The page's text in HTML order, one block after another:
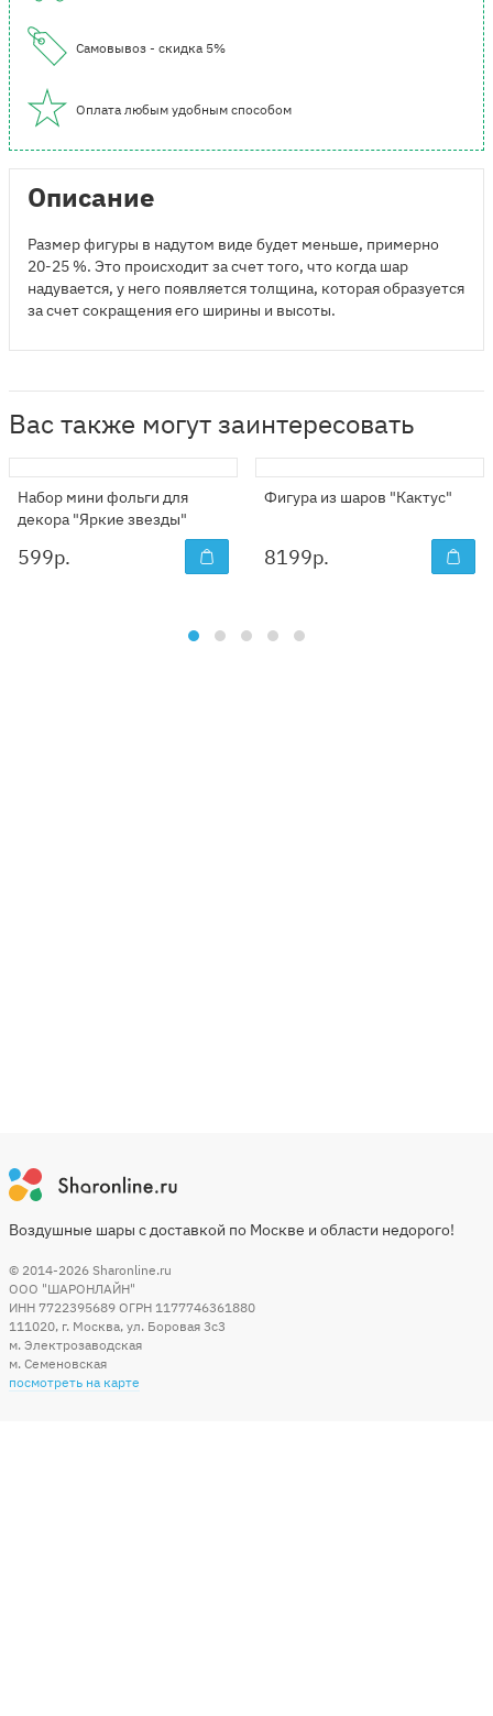
Самовывоз - скидка 5%
Оплата любым удобным способом
Описание
Размер фигуры в надутом виде будет меньше, примерно
20-25 %. Это происходит за счет того, что когда шар
надувается, у него появляется толщина, которая образуется
за счет сокращения его ширины и высоты.
Вас также могут заинтересовать
Набор мини фольги для
декора "Яркие звезды"
599р.
Фигура из шаров "Кактус"
8199р.
Воздушные шары с доставкой по Москве и области недорого!
© 2014-2026 Sharonline.ru
ООО "ШАРОНЛАЙН"
ИНН 7722395689 ОГРН 1177746361880
111020, г. Москва, ул. Боровая 3c3
м. Электрозаводская
м. Семеновская
посмотреть на карте